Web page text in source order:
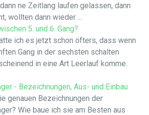
ne Zeitlang laufen gelassen, dann
wollten dann wieder ...
5. und 6. Gang?
ich es jetzt schon öfters, dass wenn
Gang in der sechsten schalten
in eine Art Leerlauf komme.
- Bezeichnungen, Aus- und Einbau
genauen Bezeichnungen der
Wie baue ich sie am Besten aus